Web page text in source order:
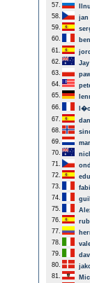
57.
58.
jan
59.
60.
61.
62.
63.
64.
65.
66.
67.
68.
69.
70.
71.
72.
73.
74.
75.
76.
77.
78.
79.
80.
81.